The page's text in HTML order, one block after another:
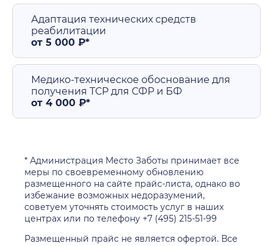
Адаптация технических средств
реабилитации
от 5 000 ₽*
Медико-техническое обоснование для
получения ТСР для СФР и БФ
от 4 000 ₽*
* Администрация Место Заботы принимает все
меры по своевременному обновлению
размещенного на сайте прайс-листа, однако во
избежание возможных недоразумений,
советуем уточнять стоимость услуг в наших
центрах или по телефону +7 (495) 215-51-99
Размещенный прайс не является офертой. Все